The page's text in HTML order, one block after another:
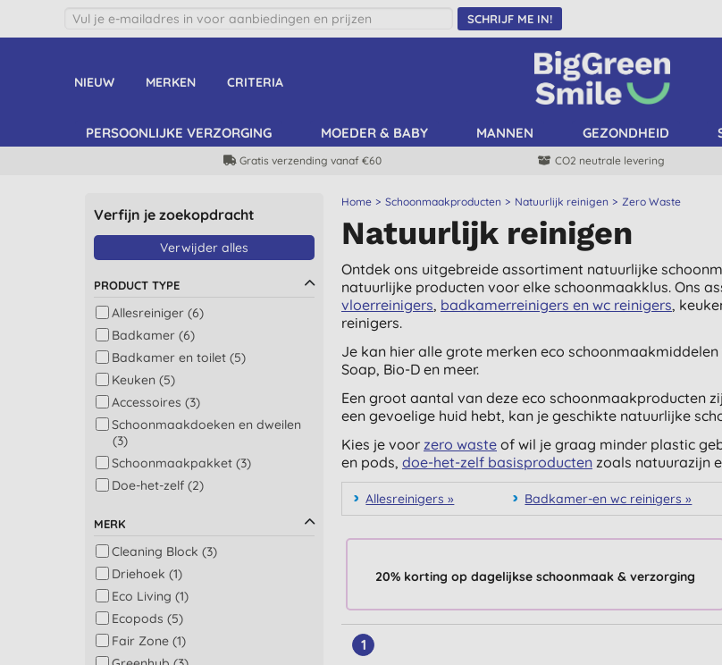
SCHRIJF ME IN!
NIEUW MERKEN CRITERIA
PERSOONLIJKE VERZORGING MOEDER & BABY MANNEN GEZONDHEID
Gratis verzending vanaf €60 CO2 neutrale levering
Home Schoonmaakproducten Natuurlijk reinigen Zero Waste
Natuurlijk reinigen
Ontdek ons uitgebreide assortiment natuurlijke
natuurlijke producten voor elke schoonmaakklus. Ons
vloerreinigers, badkamerreinigers en wc reinigers,
reinigers.
Je kan hier alle grote merken eco
Soap, Bio-D en meer.
Een groot aantal van deze eco schoonmaakproducten
een gevoelige huid hebt, kan je geschikte natuurlijke
Kies je voor zero waste of wil je graag minder plastic
en pods, doe-het-zelf basisproducten zoals natuurazijn
Allesreinigers » Badkamer-en wc reinigers »
20% korting op dagelijkse schoonmaak & verzorging
1
Verfijn je zoekopdracht
Verwijder alles
PRODUCT TYPE
Allesreiniger (6)
Badkamer (6)
Badkamer en toilet (5)
Keuken (5)
Accessoires (3)
Schoonmaakdoeken en dweilen
(3)
Schoonmaakpakket (3)
Doe-het-zelf (2)
Bad (1)
Douche (1)
Ontkalken en kalkreinigers (1)
Vloer (1)
Vloer en tapijt (1)
Was: vlekkenverwijderaars,
witmakers en bleekmiddelen (1)
MERK
Cleaning Block (3)
Driehoek (1)
Eco Living (1)
Ecopods (5)
Fair Zone (1)